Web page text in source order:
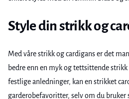
Style din strikk og
Med våre strikk og cardigans er det
bedre enn en myk og tettsittende
festlige anledninger, kan en strikket
garderobefavoritter, selv om du